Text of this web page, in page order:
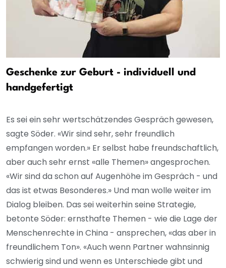
Geschenke zur Geburt - individuell und
handgefertigt
Es sei ein sehr wertschätzendes Gespräch gewesen,
sagte Söder. «Wir sind sehr, sehr freundlich
empfangen worden.» Er selbst habe freundschaftlich,
aber auch sehr ernst «alle Themen» angesprochen.
«Wir sind da schon auf Augenhöhe im Gespräch - und
das ist etwas Besonderes.» Und man wolle weiter im
Dialog bleiben. Das sei weiterhin seine Strategie,
betonte Söder: ernsthafte Themen - wie die Lage der
Menschenrechte in China - ansprechen, «das aber in
freundlichem Ton». «Auch wenn Partner wahnsinnig
schwierig sind und wenn es Unterschiede gibt und